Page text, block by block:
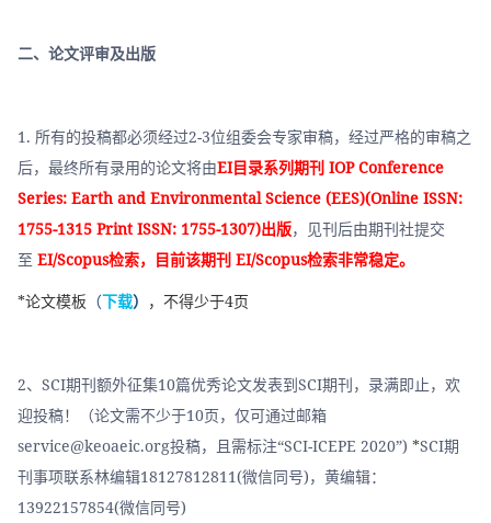
二、论文评审及出版
1. 所有的投稿都必须经过2-3位组委会专家审稿，经过严格的审稿之
后，最终所有录用的论文将由EI目录系列期刊 IOP Conference
Series: Earth and Environmental Science (EES)(Online ISSN:
1755-1315 Print ISSN: 1755-1307)出版，见刊后由期刊社提交
至 EI/Scopus检索，目前该期刊 EI/Scopus检索非常稳定。
*论文模板 （下载） ，不得少于4页
2、SCI期刊额外征集10篇优秀论文发表到SCI期刊，录满即止，欢
迎投稿！（论文需不少于10页，仅可通过邮箱
service@keoaeic.org投稿，且需标注“SCI-ICEPE 2020”) *SCI期
刊事项联系林编辑18127812811(微信同号)，黄编辑：
13922157854(微信同号)